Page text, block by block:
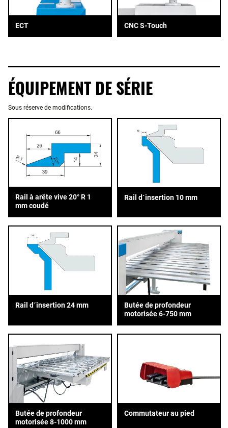
ECT CNC S-Touch
ÉQUIPEMENT DE SÉRIE
Sous réserve de modifications.
Rail à arête vive 20° R 1
mm coudé
Rail d´insertion 10 mm
Rail d´insertion 24 mm
Butée de profondeur
motorisée 6-750 mm
Butée de profondeur
motorisée 8-1000 mm
Commutateur au pied